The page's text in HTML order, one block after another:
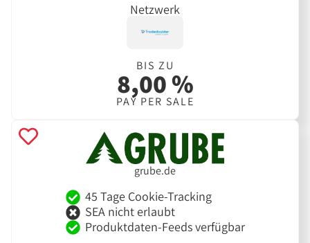
Netzwerk
BIS ZU
8,00 %
PAY PER SALE
grube.de
45 Tage Cookie-Tracking
SEA nicht erlaubt
Produktdaten-Feeds verfügbar